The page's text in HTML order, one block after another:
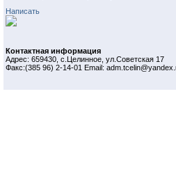
Написать
Контактная информация
Адрес: 659430, с.Целинное, ул.Советская 17
Факс:(385 96) 2-14-01 Email: